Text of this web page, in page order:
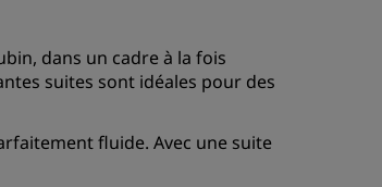
Avantages
Comment utiliser vos points
dans un cadre à la fois
suites sont idéales pour des
fluide. Avec une suite